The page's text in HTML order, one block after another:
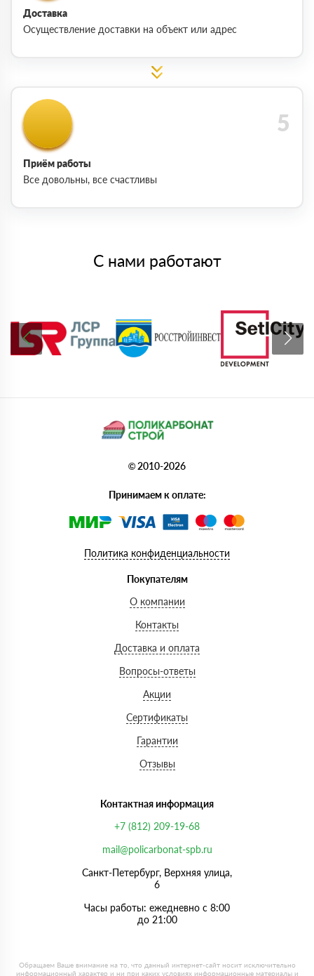
Доставка
Осуществление доставки на объект или адрес
Приём работы
Все довольны, все счастливы
С нами работают
© 2010-2026
Принимаем к оплате:
Политика конфиденциальности
Покупателям
О компании
Контакты
Доставка и оплата
Вопросы-ответы
Акции
Сертификаты
Гарантии
Отзывы
Контактная информация
+7 (812) 209-19-68
mail@policarbonat-spb.ru
Санкт-Петербург, Верхняя улица,
6
Часы работы: ежедневно с 8:00
до 21:00